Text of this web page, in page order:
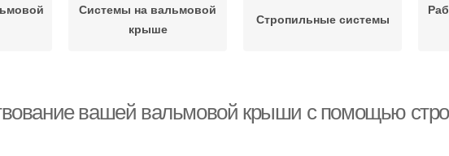
Системы на вальмовой
крыше
Стропильные системы
вашей вальмовой крыши с помощью